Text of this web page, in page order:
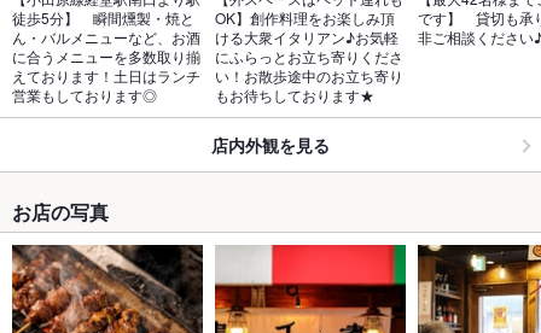
徒歩5分】　瞬間燻製・焼と
ん・バルメニューなど、お酒
に合うメニューを多数取り揃
えております！土日はランチ
営業もしております◎
OK】創作料理をお楽しみ頂
ける大衆イタリアン♪お気軽
にふらっとお立ち寄りくださ
い！お散歩途中のお立ち寄り
もお待ちしております★
です】　貸切も承
非ご相談ください
店内外観を見る
お店の写真